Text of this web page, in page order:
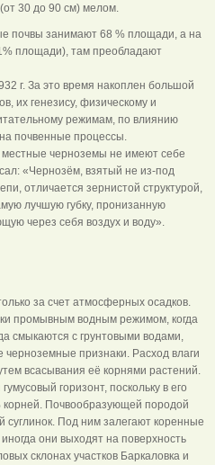
30 до 90 см) мелом.
почвы занимают 68 % площади, а на
площади), там преобладают
г. За это время накоплен большой
их генезису, физическому и
режимам, по влиянию
почвенные процессы.
черноземы не имеют себе
«Чернозём, взятый не из-под
отличается зернистой структурой,
лучшую губку, пронизанную
через себя воздух и воду».
за счет атмосферных осадков.
промывным водным режимом, когда
смыкаются с грунтовыми водами,
признаки. Расход влаги
всасывания её корнями растений.
горизонт, поскольку в его
корней. Почвообразующей породой
суглинок. Под ним залегают коренные
они выходят на поверхность
склонах участков Баркаловка и